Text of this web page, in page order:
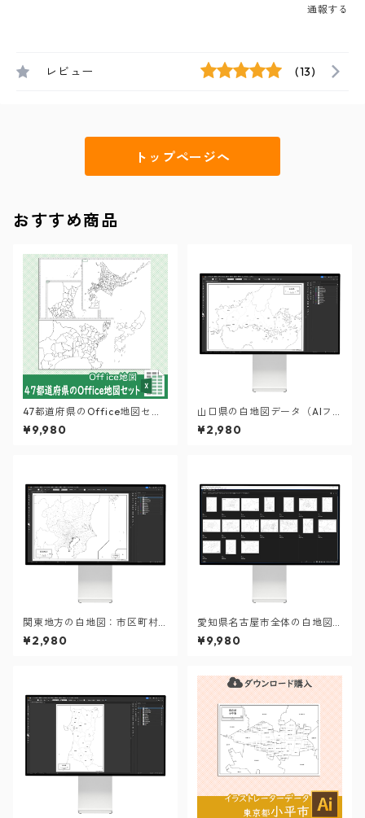
通報する
レビュー (13)
トップページへ
おすすめ商品
47都道府県のOffice地図セッ
ト【自動色塗り機能付き】
¥9,980
山口県の白地図データ（AIフ
ァイル）
¥2,980
関東地方の白地図：市区町村
も記載の地図データ（PDF・A
iファイル）
¥2,980
愛知県名古屋市全体の白地図
と各16区のセット（Aiファイ
ル）
¥9,980